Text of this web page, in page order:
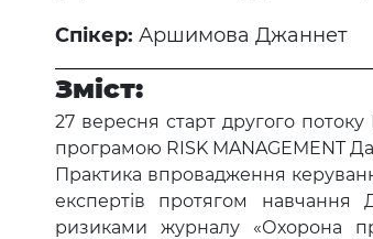
Спікер: Аршимова Джаннет
Зміст:
27 вересня старт другого
програмою RISK MANAGEMENT
Практика впровадження
експертів протягом навчання
ризиками журналу «Охорона